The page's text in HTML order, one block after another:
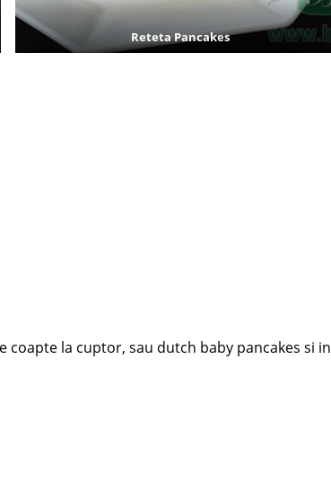
Reteta Pancakes
coapte la cuptor, sau dutch baby pancakes si in